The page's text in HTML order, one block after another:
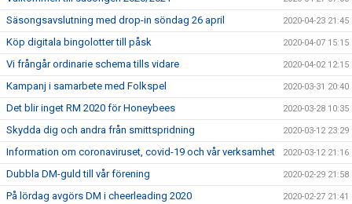
Säsongsavslutning med drop-in söndag 26 april 2020-04-23 21:45
Köp digitala bingolotter till påsk 2020-04-07 15:15
Vi frångår ordinarie schema tills vidare 2020-04-02 12:15
Kampanj i samarbete med Folkspel 2020-03-31 20:40
Det blir inget RM 2020 för Honeybees 2020-03-28 10:35
Skydda dig och andra från smittspridning 2020-03-12 23:29
Information om coronaviruset, covid-19 och vår verksamhet 2020-03-12 21:16
Dubbla DM-guld till vår förening 2020-02-29 21:58
På lördag avgörs DM i cheerleading 2020 2020-02-27 21:41